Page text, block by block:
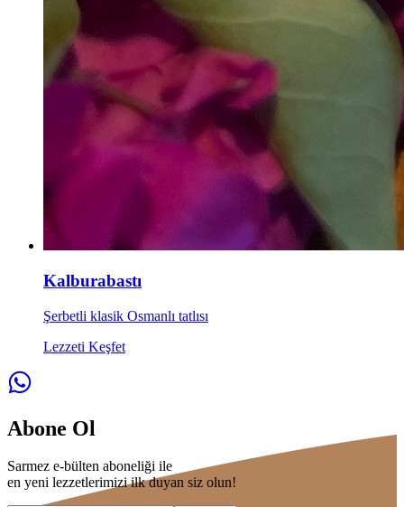
Kalburabastı
Şerbetli klasik Osmanlı tatlısı
Lezzeti Keşfet
Abone Ol
Sarmez e-bülten aboneliği ile
en yeni lezzetlerimizi ilk duyan siz olun!